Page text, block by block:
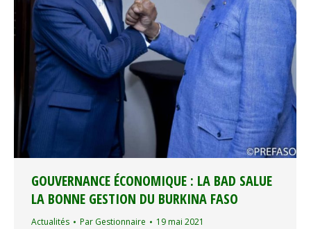
GOUVERNANCE ÉCONOMIQUE : LA BAD SALUE
LA BONNE GESTION DU BURKINA FASO
Actualités Par Gestionnaire 19 mai 2021